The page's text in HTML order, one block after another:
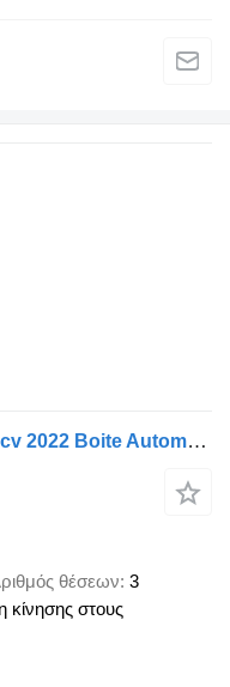
Mercedes-Benz Vito 116CDI 163cv 2022 Boite Automatique
θέσεων 3
κίνησης στους